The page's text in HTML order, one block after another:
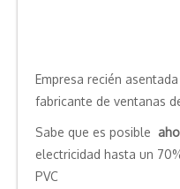
Empresa recién
fabricante de ventanas
Sabe que es posible
electricidad hasta un
PVC